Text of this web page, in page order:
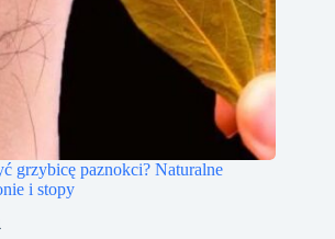
grzybicę paznokci? Naturalne
i stopy